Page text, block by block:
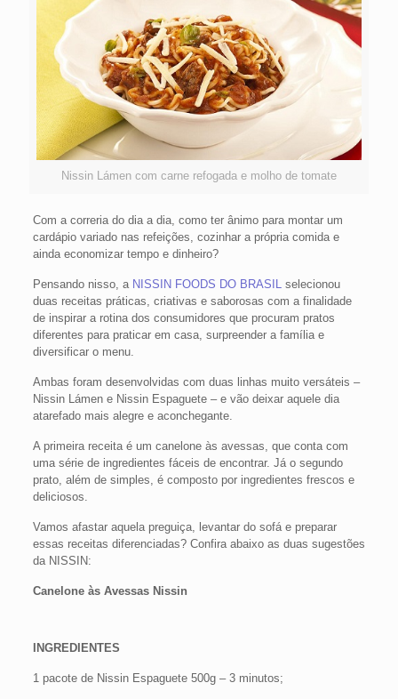
Nissin Lámen com carne refogada e molho de tomate
Com a correria do dia a dia, como ter ânimo para montar um
cardápio variado nas refeições, cozinhar a própria comida e
ainda economizar tempo e dinheiro?
Pensando nisso, a NISSIN FOODS DO BRASILselecionou
duas receitas práticas, criativas e saborosas com a finalidade
de inspirar a rotina dos consumidores que procuram pratos
diferentes para praticar em casa, surpreender a família e
diversificar o menu.
Ambas foram desenvolvidas com duas linhas muito versáteis –
Nissin Lámen e Nissin Espaguete – e vão deixar aquele dia
atarefado mais alegre e aconchegante.
A primeira receita é um canelone às avessas, que conta com
uma série de ingredientes fáceis de encontrar. Já o segundo
prato, além de simples, é composto por ingredientes frescos e
deliciosos.
Vamos afastar aquela preguiça, levantar do sofá e preparar
essas receitas diferenciadas? Confira abaixo as duas sugestões
da NISSIN:
Canelone às Avessas Nissin
INGREDIENTES
1 pacote de Nissin Espaguete 500g – 3 minutos;